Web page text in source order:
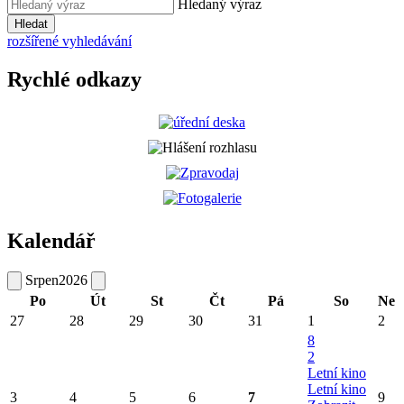
Hledaný výraz
Hledat
rozšířené vyhledávání
Rychlé odkazy
Kalendář
Srpen2026
Po
Út St Čt Pá So
Ne
27
28 29 30 31 1 2
3 4 5 6 7
8
2
Letní kino
Letní kino
9